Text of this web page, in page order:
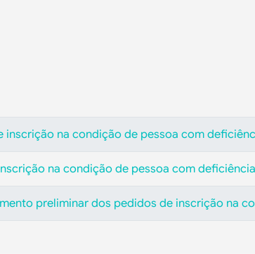
na condição de pessoa com
na condição de pessoa com deficiência
preliminar dos pedidos de inscrição na